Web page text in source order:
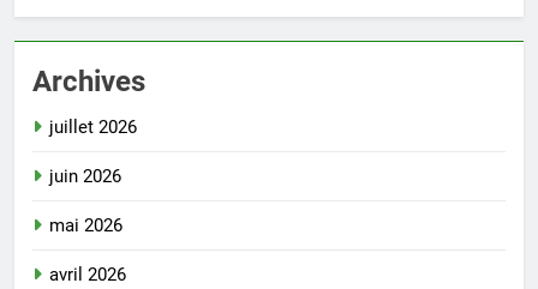
Archives
juillet 2026
juin 2026
mai 2026
avril 2026